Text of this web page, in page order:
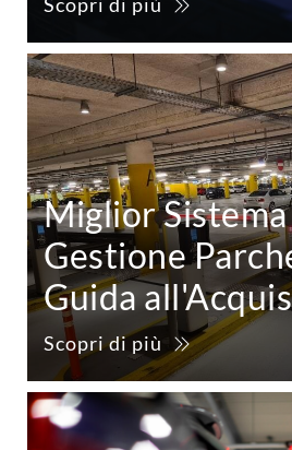
Miglior
Gestione
Guida
Scopri di più